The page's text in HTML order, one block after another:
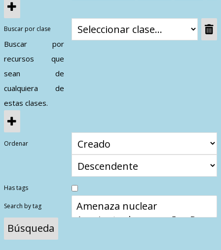
Categorías
Todos los documentos
Materias
Sitios de Interés
Contactos
Buscar por clase
Buscar por
recursos que
sean de
cualquiera de
estas clases.
Ordenar
Has tags
Search by tag